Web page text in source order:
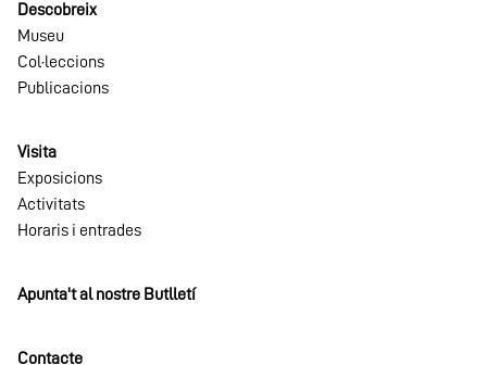
Descobreix
Museu
Col·leccions
Publicacions
Visita
Exposicions
Activitats
Horaris i entrades
Apunta't al nostre Butlletí
Contacte